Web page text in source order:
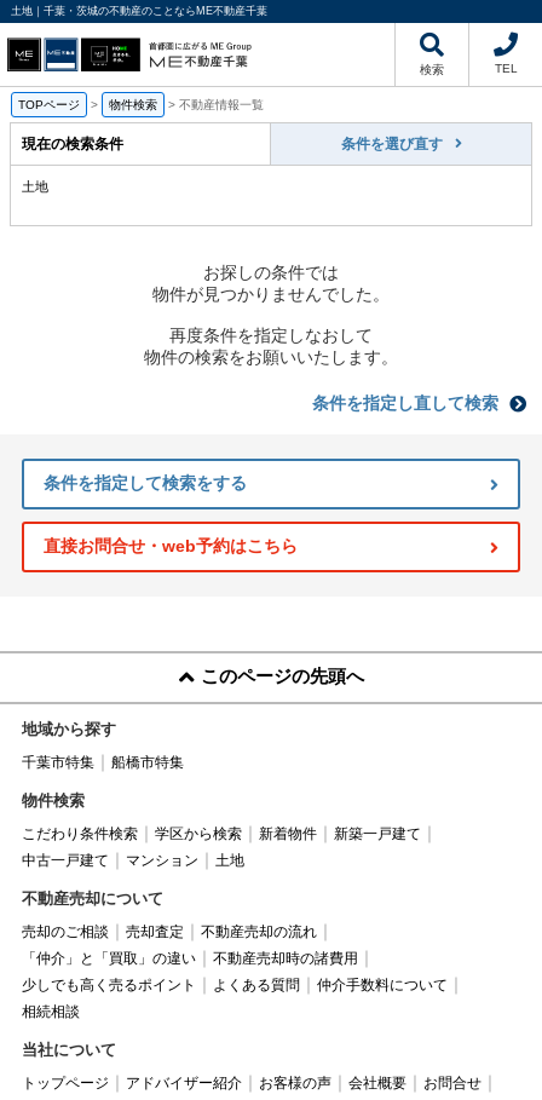
土地｜千葉・茨城の不動産のことならME不動産千葉
検索 TEL
TOPページ > 物件検索 > 不動産情報一覧
現在の検索条件 条件を選び直す
土地
お探しの条件では
物件が見つかりませんでした。
再度条件を指定しなおして
物件の検索をお願いいたします。
条件を指定し直して検索
条件を指定して検索をする
直接お問合せ・web予約はこちら
このページの先頭へ
地域から探す
千葉市特集 船橋市特集
物件検索
こだわり条件検索 学区から検索 新着物件
新築一戸建て
中古一戸建て
マンション 土地
不動産売却について
売却のご相談 売却査定
不動産売却の流れ
「仲介」と「買取」の違い
不動産売却時の諸費用
少しでも高く売るポイント
よくある質問
仲介手数料について
相続相談
当社について
トップページ アドバイザー紹介 お客様の声 会社概要
お問合せ